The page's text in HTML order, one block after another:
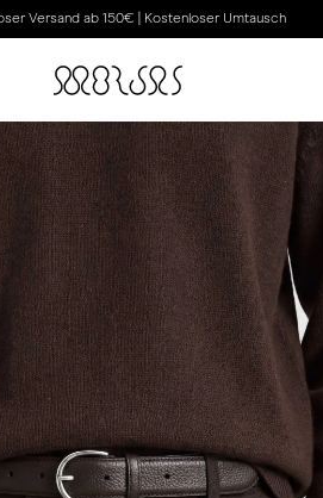
Versand ab 150€ | Kostenloser Umtausch